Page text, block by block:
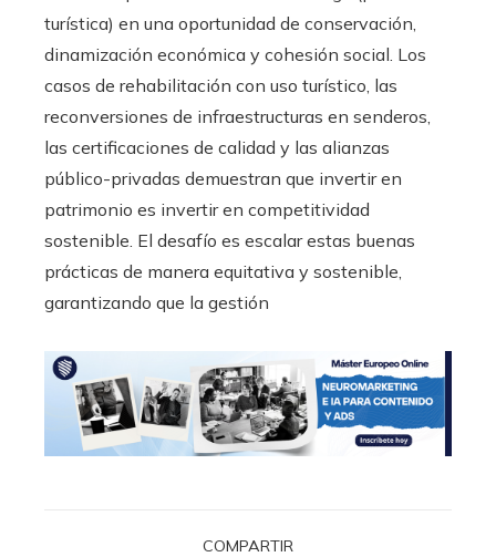
turística) en una oportunidad de conservación,
dinamización económica y cohesión social. Los
casos de rehabilitación con uso turístico, las
reconversiones de infraestructuras en senderos,
las certificaciones de calidad y las alianzas
público-privadas demuestran que invertir en
patrimonio es invertir en competitividad
sostenible. El desafío es escalar estas buenas
prácticas de manera equitativa y sostenible,
garantizando que la gestión
COMPARTIR